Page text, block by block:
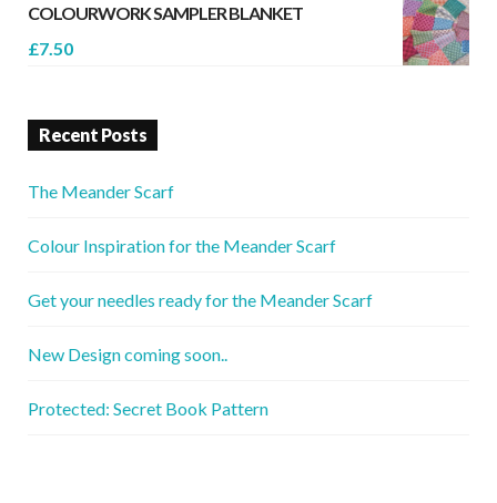
COLOURWORK SAMPLER BLANKET
£7.50
Recent Posts
The Meander Scarf
Colour Inspiration for the Meander Scarf
Get your needles ready for the Meander Scarf
New Design coming soon..
Protected: Secret Book Pattern